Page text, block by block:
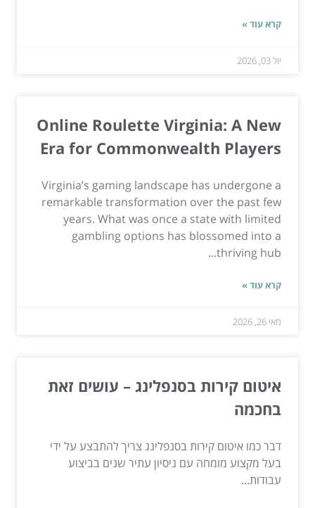
קרא עוד »
יול 03, 2026
Online Roulette Virginia: A New
Era for Commonwealth Players
Virginia’s gaming landscape has undergone a
remarkable transformation over the past few
years. What was once a state with limited
gambling options has blossomed into a
thriving hub...
קרא עוד »
מאי 26, 2026
איטום קירות בסנפלינג – עושים זאת
בחכמה
דבר כמו איטום קירות בסנפלינג צריך להתבצע על ידי
בעל מקצוע מומחה עם ניסיון עתיר שנים בביצוע
עבודות...